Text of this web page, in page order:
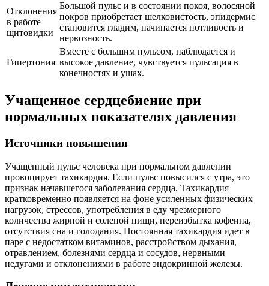
Отклонения
в работе
щитовидки
Большой пульс и в состоянии покоя, волосяной
покров приобретает шелковистость, эпидермис
становится гладим, начинается потливость и
нервозность.
Гипертония
Вместе с большим пульсом, наблюдается и
высокое давление, чувствуется пульсация в
конечностях и ушах.
Учащенное сердцебиение при
нормальных показателях давления
Источники повышения
Учащенный пульс человека при нормальном давлении
провоцирует тахикардия. Если пульс повысился с утра, это
признак начавшегося заболевания сердца. Тахикардия
кратковременно появляется на фоне усиленных физических
нагрузок, стрессов, употребления в еду чрезмерного
количества жирной и соленой пищи, переизбытка кофеина,
отсутствия сна и голодания. Постоянная тахикардия идет в
паре с недостатком витаминов, расстройством дыхания,
отравлением, болезнями сердца и сосудов, нервными
недугами и отклонениями в работе эндокринной железы.